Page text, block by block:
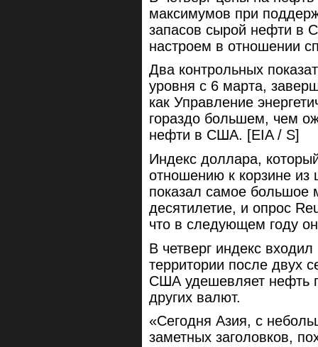
максимумов при
запасов сырой нефти в
настроем в отношении
Два контрольных
уровня с 6 марта,
как Управление
гораздо большем, чем
нефти в США. [EIA / S]
Индекс доллара,
отношению к корзине
показал самое большое
десятилетие, и опрос
что в следующем году
В четверг индекс
территории после двух
США удешевляет нефть
других валют.
«Сегодня Азия, с
заметных заголовков,